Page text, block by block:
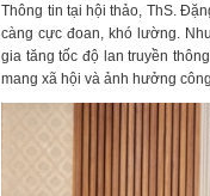
Thông tin tại hội thảo, ThS.
càng cực đoan, khó lường.
gia tăng tốc độ lan truyền
mang xã hội và ảnh hưởng